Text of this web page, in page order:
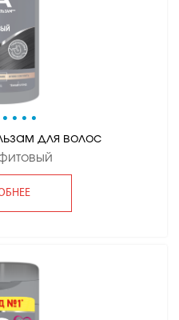
• • • •
для волос